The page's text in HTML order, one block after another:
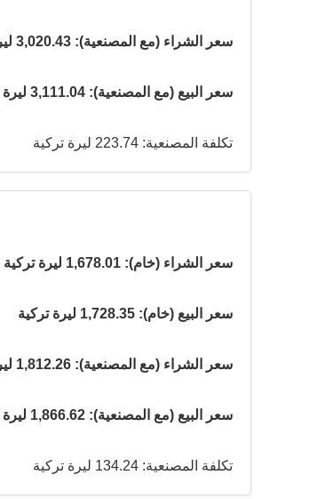
سعر الشراء (مع المصنعية): 3,020.43 ليرة تركية
سعر البيع (مع المصنعية): 3,111.04 ليرة تركية
تكلفة المصنعية: 223.74 ليرة تركية
سعر الشراء (خام): 1,678.01 ليرة تركية
سعر البيع (خام): 1,728.35 ليرة تركية
سعر الشراء (مع المصنعية): 1,812.26 ليرة تركية
سعر البيع (مع المصنعية): 1,866.62 ليرة تركية
تكلفة المصنعية: 134.24 ليرة تركية